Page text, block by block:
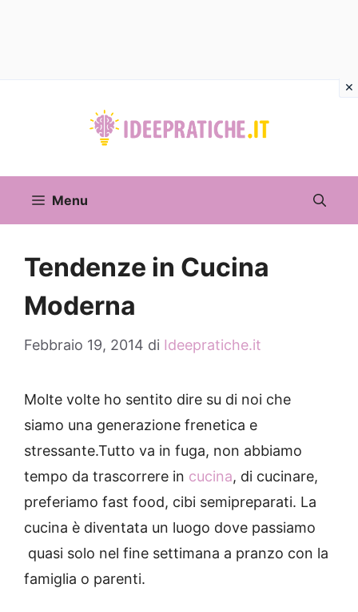
Menu
Tendenze in Cucina
Moderna
Febbraio 19, 2014 di Ideepratiche.it
Molte volte ho sentito dire su di noi che
siamo una generazione frenetica e
stressante.Tutto va in fuga, non abbiamo
tempo da trascorrere in cucina, di cucinare,
preferiamo fast food, cibi semipreparati. La
cucina è diventata un luogo dove passiamo
quasi solo nel fine settimana a pranzo con la
famiglia o parenti.